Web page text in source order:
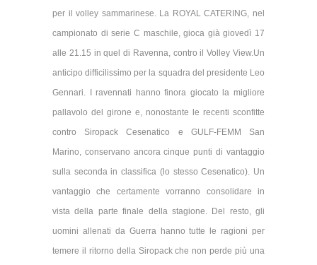
per il volley sammarinese. La ROYAL CATERING, nel
campionato di serie C maschile, gioca già giovedì 17
alle 21.15 in quel di Ravenna, contro il Volley View.Un
anticipo difficilissimo per la squadra del presidente Leo
Gennari. I ravennati hanno finora giocato la migliore
pallavolo del girone e, nonostante le recenti sconfitte
contro Siropack Cesenatico e GULF-FEMM San
Marino, conservano ancora cinque punti di vantaggio
sulla seconda in classifica (lo stesso Cesenatico). Un
vantaggio che certamente vorranno consolidare in
vista della parte finale della stagione. Del resto, gli
uomini allenati da Guerra hanno tutte le ragioni per
temere il ritorno della Siropack che non perde più una